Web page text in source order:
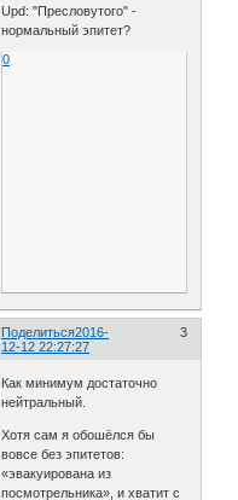
Upd: "Пресловутого" -
нормальный эпитет?
0
Поделиться 3
2016-
12-12 22:27:27
Как минимум достаточно
нейтральный.
Хотя сам я обошёлся бы
вовсе без эпитетов:
«эвакуирована из
посмотрельника», и хватит с